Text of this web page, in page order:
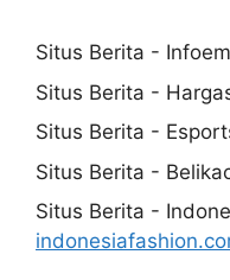
Situs Berita -
Situs Berita -
Situs Berita -
Situs Berita -
Situs Berita -